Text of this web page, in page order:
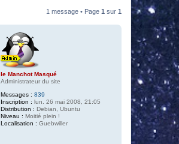
1 message • Page 1 sur 1
le Manchot Masqué
Administrateur du site
Messages : 839
Inscription : lun. 26 mai 2008, 21:05
Distribution : Debian, Ubuntu
Niveau : Moitié plein !
Localisation : Guebwiller